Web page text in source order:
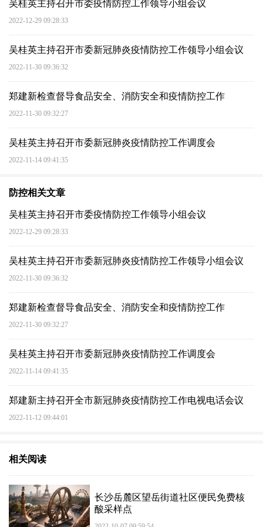
吴桂英主持召开市委疫情防控工作领导小组会议
2022-12-29 09:28:33
吴桂英主持召开市委新冠肺炎疫情防控工作领导小组会议
2022-11-30 09:36:32
郑建新检查督导食品安全、消防安全和疫情防控工作
2022-11-30 09:32:27
吴桂英主持召开市委新冠肺炎疫情防控工作调度会
2022-11-14 09:41:35
防控相关文章
吴桂英主持召开市委疫情防控工作领导小组会议
2022-12-29 09:28:33
吴桂英主持召开市委新冠肺炎疫情防控工作领导小组会议
2022-11-30 09:36:32
郑建新检查督导食品安全、消防安全和疫情防控工作
2022-11-30 09:32:27
吴桂英主持召开市委新冠肺炎疫情防控工作调度会
2022-11-14 09:41:35
郑建新主持召开全市新冠肺炎疫情防控工作电视电话会议
2022-11-12 09:44:01
相关阅读
长沙岳麓区望岳街道社区便民免费核
酸采样点